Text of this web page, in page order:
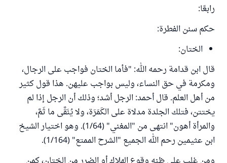
رابعًا:
حكم سنن الفطرة:
الختان:
قال ابن قدامة رحمه الله: "فأما الختان فواجب على الرجال،
ومكرمة في حق النساء، وليس بواجب عليهن. هذا قول كثير
من أهل العلم. قال أحمد: الرجل أشد؛ وذلك أن الرجل إذا لم
يختتن، فتلك الجلدة مدلاة على الكَمَرَة، ولا يُنَقَّى ما ثَمَّ،
والمرأة أهون" انتهى من "المغني" (1/64). وهو اختيار الشيخ
ابن عثيمين رحم الله الجميع "الشرح الممتع" (1/164).